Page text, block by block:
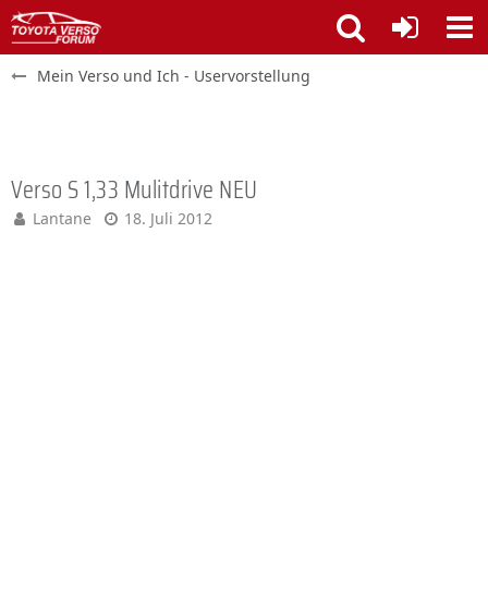
Mein Verso und Ich - Uservorstellung
Verso S 1,33 Mulitdrive NEU
Lantane 18. Juli 2012